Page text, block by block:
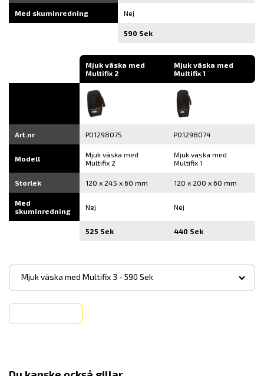
Med skuminredning Nej
590 Sek
Mjuk väska med
Multifix 2
Mjuk väska med
Multifix 1
Art.nr P01298075 P01298074
Modell
Mjuk väska med
Multifix 2
Mjuk väska med
Multifix 1
Storlek 120 x 245 x 60 mm 120 x 200 x 60 mm
Med
skuminredning
Nej Nej
525 Sek 440 Sek
Mjuk väska med Multifix 3 - 590 Sek
▾